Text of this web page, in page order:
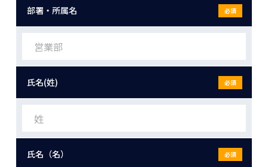
部署・所属名 必須
氏名(姓) 必須
氏名（名） 必須